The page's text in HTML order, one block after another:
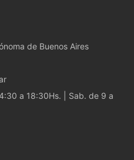
de Buenos Aires
a 18:30Hs. | Sab. de 9 a